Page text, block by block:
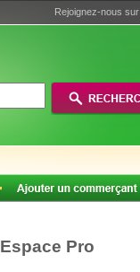
Rejoignez-nous sur
Espace Pro